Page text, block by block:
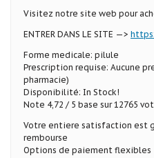
Visitez notre site web pour
ENTRER DANS LE SITE —>
Forme medicale: pilule
Prescription requise: Aucune
pharmacie)
Disponibilité: In Stock!
Note 4,72 / 5 base sur 12765
Votre entiere satisfaction est
rembourse
Options de paiement flexibles